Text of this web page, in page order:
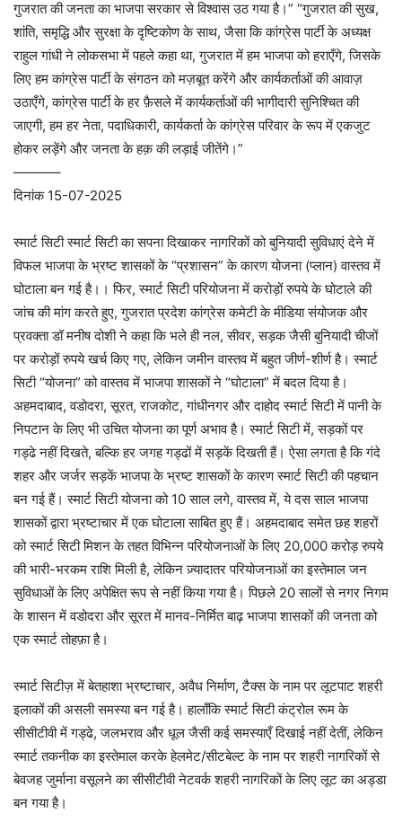
गुजरात की जनता का भाजपा सरकार से विश्वास उठ गया है।” “गुजरात की सुख,
शांति, समृद्धि और सुरक्षा के दृष्टिकोण के साथ, जैसा कि कांग्रेस पार्टी के अध्यक्ष
राहुल गांधी ने लोकसभा में पहले कहा था, गुजरात में हम भाजपा को हराएँगे, जिसके
लिए हम कांग्रेस पार्टी के संगठन को मज़बूत करेंगे और कार्यकर्ताओं की आवाज़
उठाएँगे, कांग्रेस पार्टी के हर फ़ैसले में कार्यकर्ताओं की भागीदारी सुनिश्चित की
जाएगी, हम हर नेता, पदाधिकारी, कार्यकर्ता के कांग्रेस परिवार के रूप में एकजुट
होकर लड़ेंगे और जनता के हक़ की लड़ाई जीतेंगे।”
———–
दिनांक 15-07-2025
स्मार्ट सिटी स्मार्ट सिटी का सपना दिखाकर नागरिकों को बुनियादी सुविधाएं देने में
विफल भाजपा के भ्रष्ट शासकों के “प्रशासन” के कारण योजना (प्लान) वास्तव में
घोटाला बन गई है।। फिर, स्मार्ट सिटी परियोजना में करोड़ों रुपये के घोटाले की
जांच की मांग करते हुए, गुजरात प्रदेश कांग्रेस कमेटी के मीडिया संयोजक और
प्रवक्ता डॉ मनीष दोशी ने कहा कि भले ही नल, सीवर, सड़क जैसी बुनियादी चीजों
पर करोड़ों रुपये खर्च किए गए, लेकिन जमीन वास्तव में बहुत जीर्ण-शीर्ण है। स्मार्ट
सिटी “योजना” को वास्तव में भाजपा शासकों ने “घोटाला” में बदल दिया है।
अहमदाबाद, वडोदरा, सूरत, राजकोट, गांधीनगर और दाहोद स्मार्ट सिटी में पानी के
निपटान के लिए भी उचित योजना का पूर्ण अभाव है। स्मार्ट सिटी में, सड़कों पर
गड्ढे नहीं दिखते, बल्कि हर जगह गड्ढों में सड़कें दिखती हैं। ऐसा लगता है कि गंदे
शहर और जर्जर सड़कें भाजपा के भ्रष्ट शासकों के कारण स्मार्ट सिटी की पहचान
बन गई हैं। स्मार्ट सिटी योजना को 10 साल लगे, वास्तव में, ये दस साल भाजपा
शासकों द्वारा भ्रष्टाचार में एक घोटाला साबित हुए हैं। अहमदाबाद समेत छह शहरों
को स्मार्ट सिटी मिशन के तहत विभिन्न परियोजनाओं के लिए 20,000 करोड़ रुपये
की भारी-भरकम राशि मिली है, लेकिन ज़्यादातर परियोजनाओं का इस्तेमाल जन
सुविधाओं के लिए अपेक्षित रूप से नहीं किया गया है। पिछले 20 सालों से नगर निगम
के शासन में वडोदरा और सूरत में मानव-निर्मित बाढ़ भाजपा शासकों की जनता को
एक स्मार्ट तोहफ़ा है।
स्मार्ट सिटीज़ में बेतहाशा भ्रष्टाचार, अवैध निर्माण, टैक्स के नाम पर लूटपाट शहरी
इलाकों की असली समस्या बन गई है। हालाँकि स्मार्ट सिटी कंट्रोल रूम के
सीसीटीवी में गड्ढे, जलभराव और धूल जैसी कई समस्याएँ दिखाई नहीं देतीं, लेकिन
स्मार्ट तकनीक का इस्तेमाल करके हेलमेट/सीटबेल्ट के नाम पर शहरी नागरिकों से
बेवजह जुर्माना वसूलने का सीसीटीवी नेटवर्क शहरी नागरिकों के लिए लूट का अड्डा
बन गया है।